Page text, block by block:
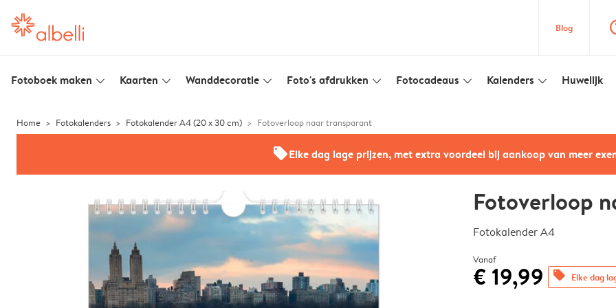
Blog
Fotoboek maken slim_arrow_down Kaarten slim_arrow_down Wanddecoratie slim_arrow_down Foto's afdrukken slim_arrow_down Fotocadeaus slim_arrow_down Kalenders slim_arrow_down Huwelijk
Home Fotokalenders Fotokalender A4 (20 x 30 cm) Fotoverloop naar transparant
offersElke dag lage prijzen, met extra voordeel bij aankoop van meer
Fotoverloop
Fotokalender A4
Vanaf
€ 19,99 offers Elke dag